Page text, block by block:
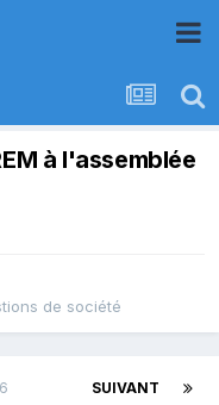
à l'assemblée
de société
SUIVANT